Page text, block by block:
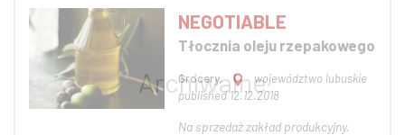
na rynku od 20 lat, a jej wyroby cieszą
się długoletnią tradycją. Wraz z firmą
do sprzedania jest cała baza
klientów, wszystkie r...
NEGOTIABLE
Tłocznia oleju rzepakowego
Grocery,
województwo lubuskie
published 12.12.2018
Na sprzedaż zakład produkcyjny,